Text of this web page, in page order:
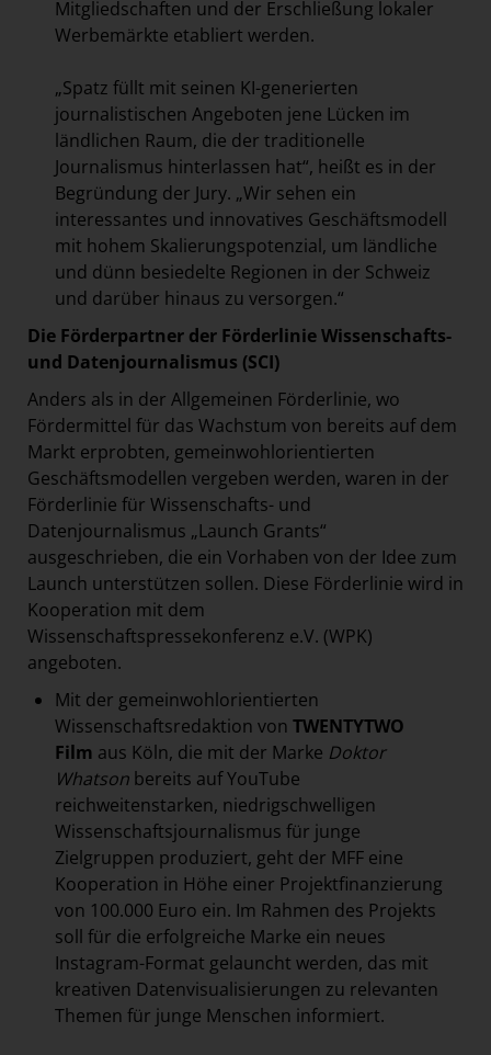
Mitgliedschaften und der Erschließung lokaler
Werbemärkte etabliert werden.
„Spatz füllt mit seinen KI-generierten
journalistischen Angeboten jene Lücken im
ländlichen Raum, die der traditionelle
Journalismus hinterlassen hat“, heißt es in der
Begründung der Jury. „Wir sehen ein
interessantes und innovatives Geschäftsmodell
mit hohem Skalierungspotenzial, um ländliche
und dünn besiedelte Regionen in der Schweiz
und darüber hinaus zu versorgen.“
Die Förderpartner der Förderlinie Wissenschafts-
und Datenjournalismus (SCI)
Anders als in der Allgemeinen Förderlinie, wo
Fördermittel für das Wachstum von bereits auf dem
Markt erprobten, gemeinwohlorientierten
Geschäftsmodellen vergeben werden, waren in der
Förderlinie für Wissenschafts- und
Datenjournalismus „Launch Grants“
ausgeschrieben, die ein Vorhaben von der Idee zum
Launch unterstützen sollen. Diese Förderlinie wird in
Kooperation mit dem
Wissenschaftspressekonferenz e.V. (WPK)
angeboten.
Mit der gemeinwohlorientierten
Wissenschaftsredaktion von TWENTYTWO
Film aus Köln, die mit der Marke Doktor
Whatson bereits auf YouTube
reichweitenstarken, niedrigschwelligen
Wissenschaftsjournalismus für junge
Zielgruppen produziert, geht der MFF eine
Kooperation in Höhe einer Projektfinanzierung
von 100.000 Euro ein. Im Rahmen des Projekts
soll für die erfolgreiche Marke ein neues
Instagram-Format gelauncht werden, das mit
kreativen Datenvisualisierungen zu relevanten
Themen für junge Menschen informiert.